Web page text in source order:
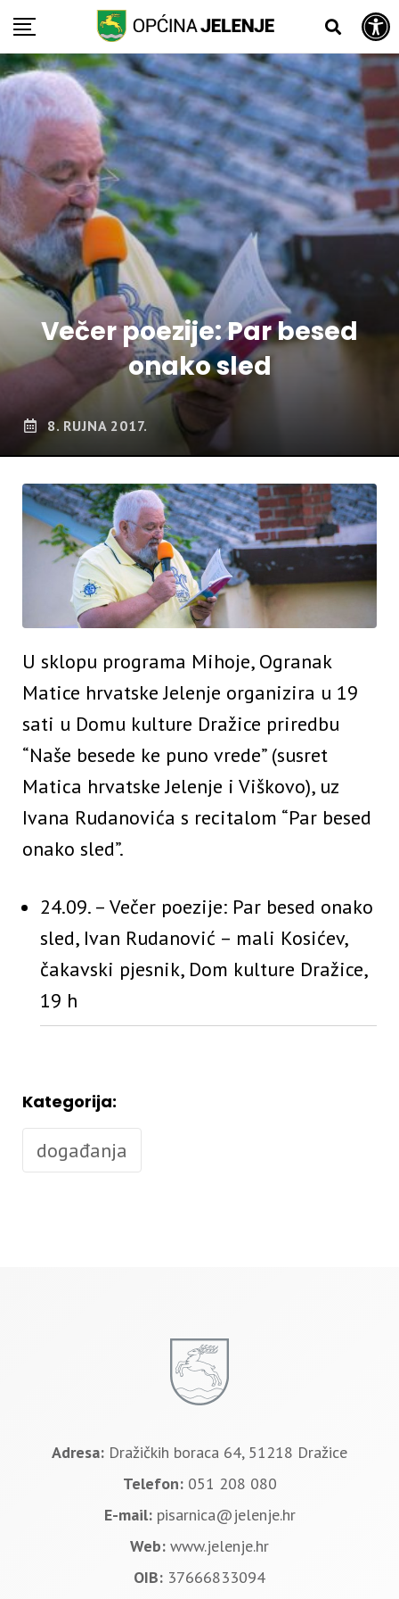
Open toolbar
Skip
content
Večer poezije: Par besed
onako sled
8. RUJNA 2017.
U sklopu programa Mihoje, Ogranak
Matice hrvatske Jelenje organizira u 19
sati u Domu kulture Dražice priredbu
“Naše besede ke puno vrede” (susret
Matica hrvatske Jelenje i Viškovo), uz
Ivana Rudanovića s recitalom “Par besed
onako sled”.
24.09. – Večer poezije: Par besed onako
sled, Ivan Rudanović – mali Kosićev,
čakavski pjesnik, Dom kulture Dražice,
19 h
Kategorija:
događanja
Adresa: Dražičkih boraca 64, 51218 Dražice
Telefon: 051 208 080
E-mail: pisarnica@jelenje.hr
Web: www.jelenje.hr
OIB: 37666833094